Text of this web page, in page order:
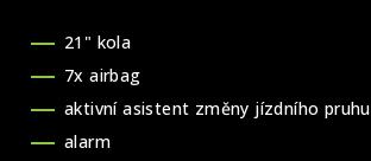
21" kola
7x airbag
aktivní asistent změny jízdního pruhu
alarm